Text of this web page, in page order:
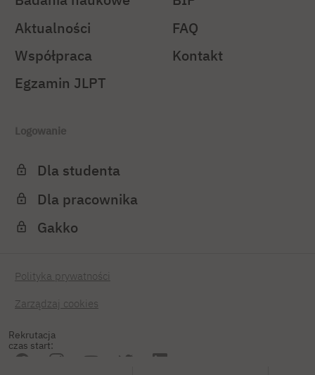
Rekrutacja
czas start:
Aktualności
Współpraca
Egzamin JLPT
FAQ
Kontakt
Logowanie
Dla studenta
Dla pracownika
Gakko
Polityka prywatności
Zarządzaj cookies